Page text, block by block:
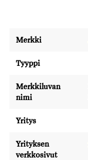
Merkki
Tyyppi
Merkkiluvan
nimi
Yritys
Yrityksen
verkkosivut